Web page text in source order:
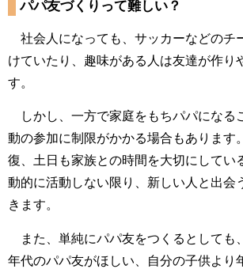
パパ友づくりって難しい？
社会人になっても、サッカーなどのチ
けていたり、趣味がある人は友達が作り
す。
しかし、一方で家庭をもちパパになる
動の参加に制限がかかる場合もあります
復、土日も家族との時間を大切にしてい
動的に活動しない限り、新しい人と出会
きます。
また、単純にパパ友をつくるとしても
年代のパパ友がほしい、自分の子供より